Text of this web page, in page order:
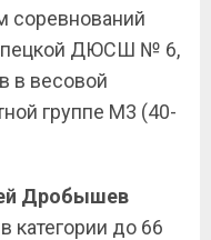
соревнований
ДЮСШ № 6,
в весовой
группе М3 (40-
Дробышев
до 66